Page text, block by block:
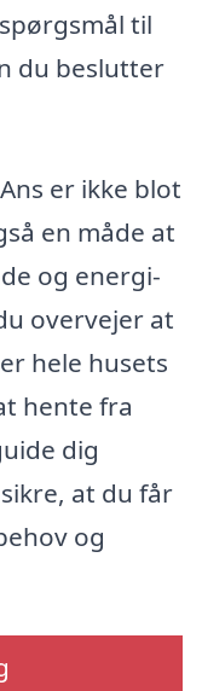
til
du beslutter
er ikke blot
en måde at
og energi-
overvejer at
hele husets
hente fra
dig
at du får
og